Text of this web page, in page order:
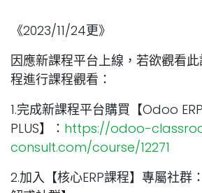
《2023/11/24更》
因應新課程平台上線，若欲觀看
程進行課程觀看：
1.完成新課程平台購買【Odoo
PLUS】： https://odoo-
consult.com/course/12271
2.加入【核心ERP課程】專屬社